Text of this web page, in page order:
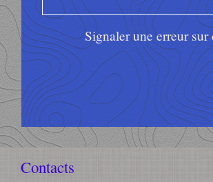
Signaler une erreur sur
Contacts